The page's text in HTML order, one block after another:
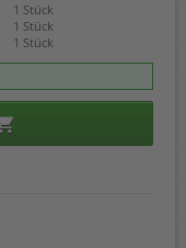
1 Stück
1 Stück
1 Stück